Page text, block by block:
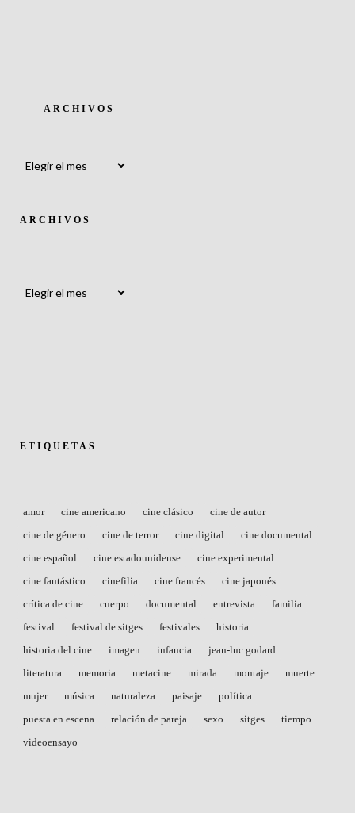
ARCHIVOS
ARCHIVOS
ETIQUETAS
amor cine americano cine clásico
cine de autor
cine de género
cine de terror cine digital
cine documental
cine español
cine estadounidense
cine experimental
cine fantástico
cinefilia cine francés
cine japonés
crítica de cine
cuerpo documental entrevista
familia
festival
festival de sitges festivales
historia
historia del cine
imagen infancia
jean-luc godard
literatura
memoria metacine mirada montaje
muerte
mujer
música naturaleza paisaje
política
puesta en escena
relación de pareja sexo sitges
tiempo
videoensayo